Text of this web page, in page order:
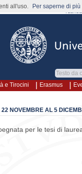
rubrica
e Tirocini Erasmus
NOVEMBRE AL 5
per le tesi di
all'uso. Per saperne di